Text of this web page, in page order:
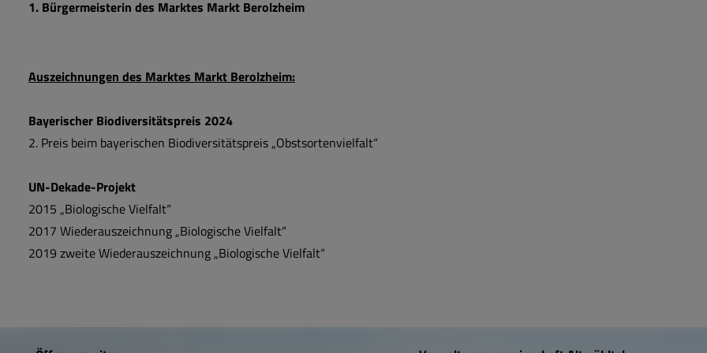
1. Bürgermeisterin des Marktes Markt Berolzheim
Auszeichnungen des Marktes Markt Berolzheim:
Bayerischer Biodiversitätspreis 2024
2. Preis beim bayerischen Biodiversitätspreis „Obstsortenvielfalt“
UN-Dekade-Projekt
2015 „Biologische Vielfalt“
2017 Wiederauszeichnung „Biologische Vielfalt“
2019 zweite Wiederauszeichnung „Biologische Vielfalt“